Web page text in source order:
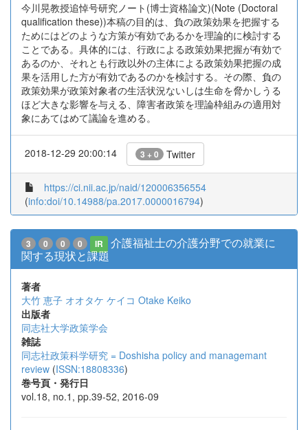
今川晃教授追悼号研究ノート(博士資格論文)(Note (Doctoral
qualification these))本稿の目的は、負の政策効果を把握する
ためにはどのような方策が有効であるかを理論的に検討する
ことである。具体的には、行政による政策効果把握が有効で
あるのか、それとも行政以外の主体による政策効果把握の成
果を活用した方が有効であるのかを検討する。その際、負の
政策効果が政策対象者の生活状況ないしは生命を脅かしうる
ほど大きな影響を与える、障害者政策を理論枠組みの適用対
象にあてはめて議論を進める。
2018-12-29 20:00:14 3 + 0 Twitter
https://ci.nii.ac.jp/naid/120006356554
(info:doi/10.14988/pa.2017.0000016794)
3 0 0 0 IR
介護福祉士の介護分野での就業に
関する現状と課題
著者
大竹 恵子 オオタケ ケイコ Otake Keiko
出版者
同志社大学政策学会
雑誌
同志社政策科学研究 = Doshisha policy and managemant
review (ISSN:18808336)
巻号頁・発行日
vol.18, no.1, pp.39-52, 2016-09